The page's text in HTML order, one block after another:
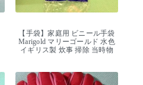
【手袋】家庭用 ビニール手袋
Marigold マリーゴールド 水色
イギリス製 炊事 掃除 当時物